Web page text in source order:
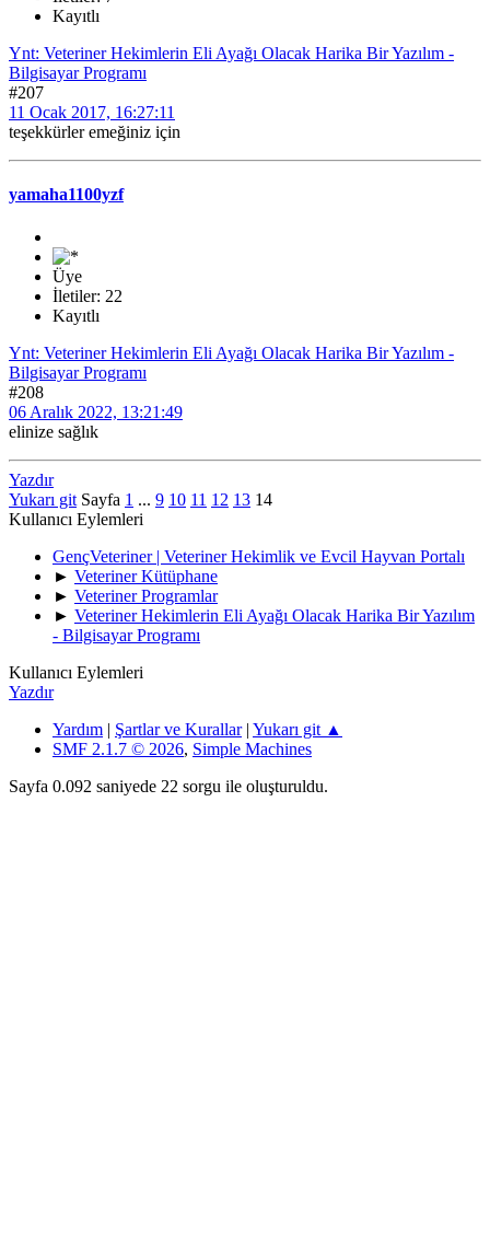
Kayıtlı
Ynt: Veteriner Hekimlerin Eli Ayağı Olacak Harika Bir Yazılım -
Bilgisayar Programı
#207
11 Ocak 2017, 16:27:11
teşekkürler emeğiniz için
yamaha1100yzf
Üye
İletiler: 22
Kayıtlı
Ynt: Veteriner Hekimlerin Eli Ayağı Olacak Harika Bir Yazılım -
Bilgisayar Programı
#208
06 Aralık 2022, 13:21:49
elinize sağlık
Yazdır
Yukarı git Sayfa 1 ... 9 10 11 12 13 14
Kullanıcı Eylemleri
GençVeteriner | Veteriner Hekimlik ve Evcil Hayvan Portalı
► Veteriner Kütüphane
► Veteriner Programlar
► Veteriner Hekimlerin Eli Ayağı Olacak Harika Bir Yazılım
- Bilgisayar Programı
Kullanıcı Eylemleri
Yazdır
Yardım | Şartlar ve Kurallar| Yukarı git ▲
SMF 2.1.7 © 2026, Simple Machines
Sayfa 0.092 saniyede 22 sorgu ile oluşturuldu.